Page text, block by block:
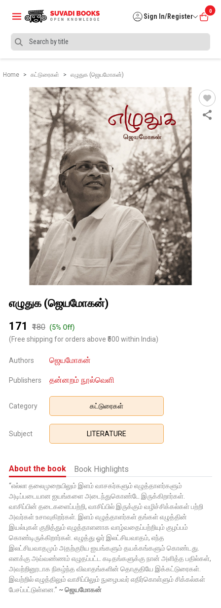
Sign In/Register
0
Home கட்டுரைகள் எழுதுக (ஜெயமோகன்)
எழுதுக (ஜெயமோகன்)
₹171
₹180 (5% Off)
(Free shipping for orders above ₹500 within India)
Authors ஜெயமோகன்
Publishers தன்னறம் நூல்வெளி
Category கட்டுரைகள்
Subject LITERATURE
About the book Book Highlights
“எல்லா தலைமுறையிலும் இளம் வாசகர்களும் எழுத்தாளர்களும்
அடிப்படையான ஐயங்களை அடைந்துகொண்டே இருக்கிறார்கள்.
வாசிப்பின் தடைகளைப்பற்றி, வாசிப்பில் இருக்கும் வழிச்சிக்கல்கள் பற்றி
அவர்கள் உசாவுகிறர்கள். இளம் எழுத்தாளர்கள் தங்கள் எழுத்தின்
இயல்புகள் குறித்தும் எழுத்தாளனாக வாழ்வதைப்பற்றியும் குழப்பம்
கொண்டிருக்கிறார்கள். எழுத்து ஓர் இலட்சியவாதம், எந்த
இலட்சியவாதமும் அதற்குரிய ஐயங்களும் தயக்கங்களும் கொண்டது.
எனக்கு அவ்வண்ணம் எழுதப்பட்ட கடிதங்களுக்கு நான் அளித்த பதில்கள்,
அவற்றினூடாக நிகழ்ந்த விவாதங்களின் தொகுதியே இக்கட்டுரைகள்.
இவற்றில் எழுத்திலும் வாசிப்பிலும் நுழைபவர் எதிர்கொள்ளும் சிக்கல்கள்
பேசப்பட்டுள்ளன.” ~ ஜெயமோகன்